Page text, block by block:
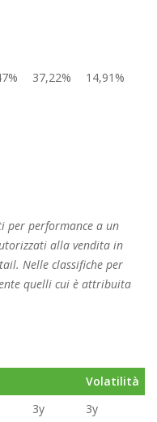
37,22% 14,91%
per performance a un
alla vendita in
Nelle classifiche per
quelli cui è attribuita
Volatilità
3y
3y